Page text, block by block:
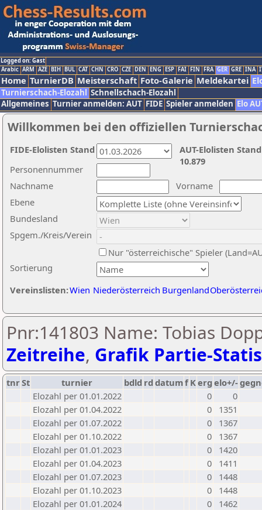
Logged on: Gast
Arabic ARM AZE BIH BUL CAT CHN CRO CZE DEN ENG ESP FAI FIN FRA GER GRE INA
Home TurnierDB Meisterschaft Foto-Galerie Meldekartei
Turnierschach-Elozahl Schnellschach-Elozahl
Allgemeines Turnier anmelden: AUT FIDE Spieler anmelden Elo
Willkommen bei den offiziellen
Nachname
Vorname
Ebene
Sortierung
Personennummer
Bundesland
Spgem./Kreis/Verein
Nur "österreichische" Spieler
Vereinslisten:Wien Niederösterreich Burgenland
AUT-Elolisten
10.879
FIDE-Elolisten Stand
Pnr:141803 Name: Tobias
Zeitreihe, Grafik Partie-
tnrSt turnier bdld rd datumf Kerg elo+/-
Elozahl per 01.01.2022
0
0
Elozahl per 01.04.2022
0
1351
Elozahl per 01.07.2022
0
1367
Elozahl per 01.10.2022
0
1367
Elozahl per 01.01.2023
0
1420
Elozahl per 01.04.2023
0
1411
Elozahl per 01.07.2023
0
1448
Elozahl per 01.10.2023
0
1448
Elozahl per 01.01.2024
0
1462